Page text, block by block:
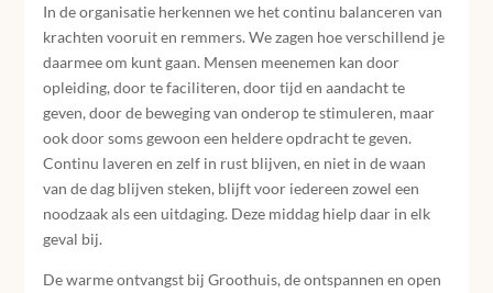
In de organisatie herkennen we het continu balanceren van
krachten vooruit en remmers. We zagen hoe verschillend je
daarmee om kunt gaan. Mensen meenemen kan door
opleiding, door te faciliteren, door tijd en aandacht te
geven, door de beweging van onderop te stimuleren, maar
ook door soms gewoon een heldere opdracht te geven.
Continu laveren en zelf in rust blijven, en niet in de waan
van de dag blijven steken, blijft voor iedereen zowel een
noodzaak als een uitdaging. Deze middag hielp daar in elk
geval bij.
De warme ontvangst bij Groothuis, de ontspannen en open